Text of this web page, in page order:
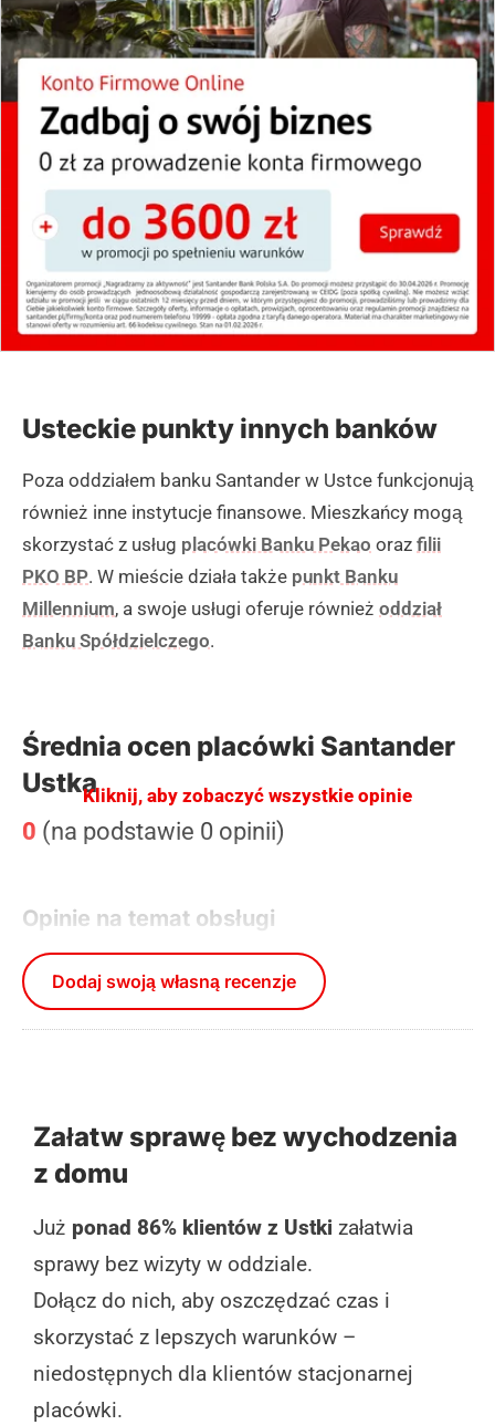
Usteckie punkty innych banków
Poza oddziałem banku Santander w Ustce funkcjonują
również inne instytucje finansowe. Mieszkańcy mogą
skorzystać z usług placówki Banku Pekao oraz filii
PKO BP. W mieście działa także punkt Banku
Millennium, a swoje usługi oferuje również oddział
Banku Spółdzielczego.
Średnia ocen placówki Santander
Ustka
0 (na podstawie 0 opinii)
Opinie na temat obsługi
Kliknij, aby zobaczyć wszystkie opinie
Dodaj swoją własną recenzje
Załatw sprawę bez wychodzenia
z domu
Już ponad 86% klientów z Ustki załatwia
sprawy bez wizyty w oddziale.
Dołącz do nich, aby oszczędzać czas i
skorzystać z lepszych warunków –
niedostępnych dla klientów stacjonarnej
placówki.